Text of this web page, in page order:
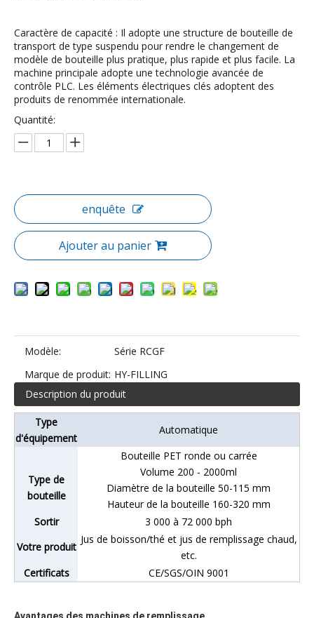
Caractère de capacité : Il adopte une structure de bouteille de
transport de type suspendu pour rendre le changement de
modèle de bouteille plus pratique, plus rapide et plus facile. La
machine principale adopte une technologie avancée de
contrôle PLC. Les éléments électriques clés adoptent des
produits de renommée internationale.
Quantité:
enquête
Ajouter au panier
Modèle:
Série RCGF
Marque de produit: HY-FILLING
Description du produit
Type
d'équipement
Automatique
Type de
bouteille
Bouteille PET ronde ou carrée
Volume 200 - 2000ml
Diamètre de la bouteille 50-115 mm
Hauteur de la bouteille 160-320 mm
Sortir
3 000 à 72 000 bph
Votre produit
Jus de boisson/thé et jus de remplissage chaud,
etc.
Certificats
CE/SGS/OIN 9001